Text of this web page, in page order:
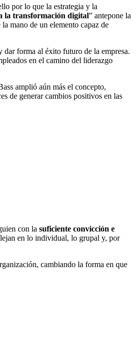
por lo que la estrategia y la
la transformación digital” antepone la
mano de un elemento capaz de
dar forma al éxito futuro de la empresa.
en el camino del liderazgo
amplió aún más el concepto,
de generar cambios positivos en las
con la suficiente convicción e
en lo individual, lo grupal y, por
cambiando la forma en que